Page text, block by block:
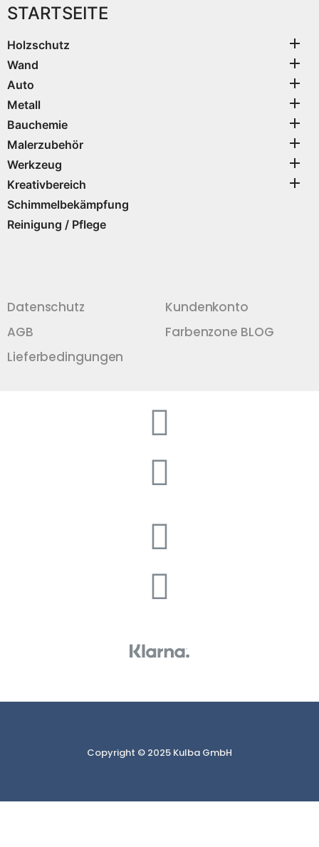
STARTSEITE
Holzschutz 
Wand 
Auto 
Metall 
Bauchemie 
Malerzubehör 
Werkzeug 
Kreativbereich 
Schimmelbekämpfung
Reinigung / Pflege
Datenschutz
AGB
Lieferbedingungen
Kundenkonto
Farbenzone BLOG
Copyright © 2025 Kulba GmbH